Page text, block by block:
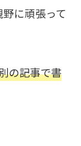
に頑張って
の記事で書